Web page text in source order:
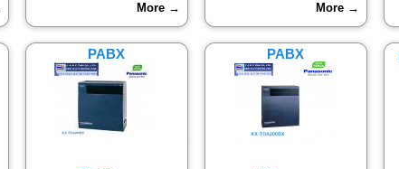
More → More →
PABX PABX